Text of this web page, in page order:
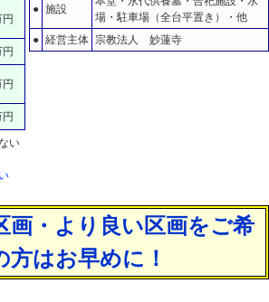
円
円
円
円
い
● 施設
場・駐車場（全台平置き）・他
● 経営主体 宗教法人 妙蓮寺
画・より良い区画をご希
方はお早めに！